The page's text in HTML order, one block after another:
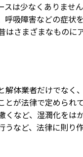
は少なくありません
吸障害などの症状
さまざまなものに
体業者だけでなく
が法律で定められて
など、湿潤化をは
など、法律に則り作